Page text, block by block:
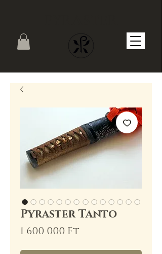
Pyraster Tanto
1 600 000 FtÁr